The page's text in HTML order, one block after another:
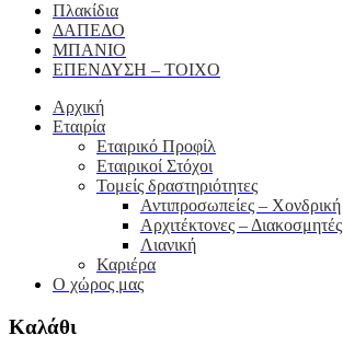
Πλακίδια
ΔΑΠΕΔΟ
ΜΠΑΝΙΟ
ΕΠΕΝΔΥΣΗ – ΤΟΙΧΟ
Αρχική
Εταιρία
Εταιρικό Προφίλ
Εταιρικοί Στόχοι
Τομείς δραστηριότητες
Αντιπροσωπείες – Xονδρική
Αρχιτέκτονες – Διακοσμητές
Λιανική
Καριέρα
Ο χώρος μας
Καλάθι